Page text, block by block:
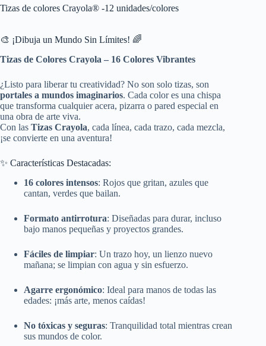
Tizas de colores Crayola® -12 unidades/colores
🎨 ¡Dibuja un Mundo Sin Límites! 🌈
Tizas de Colores Crayola – 16 Colores Vibrantes
¿Listo para liberar tu creatividad? No son solo tizas, son
portales a mundos imaginarios. Cada color es una chispa
que transforma cualquier acera, pizarra o pared especial en
una obra de arte viva.
Con las Tizas Crayola, cada línea, cada trazo, cada mezcla,
¡se convierte en una aventura!
✨ Características Destacadas:
16 colores intensos: Rojos que gritan, azules que
cantan, verdes que bailan.
Formato antirrotura: Diseñadas para durar, incluso
bajo manos pequeñas y proyectos grandes.
Fáciles de limpiar: Un trazo hoy, un lienzo nuevo
mañana; se limpian con agua y sin esfuerzo.
Agarre ergonómico: Ideal para manos de todas las
edades: ¡más arte, menos caídas!
No tóxicas y seguras: Tranquilidad total mientras crean
sus mundos de color.